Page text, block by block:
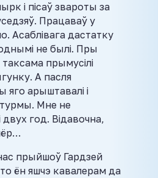
і пісаў звароты за
Працаваў у
Асаблівага дастатку
не былі. Пры
прымусілі
А пасля
яго арыштавалі і
Мне не
двух год. Відавочна,
прыйшоў Гардзей
ён яшчэ кавалерам да